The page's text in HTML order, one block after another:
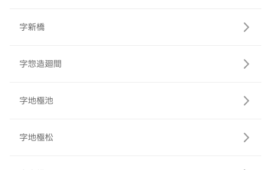
字新橋
字惣造廻間
字地極池
字地極松